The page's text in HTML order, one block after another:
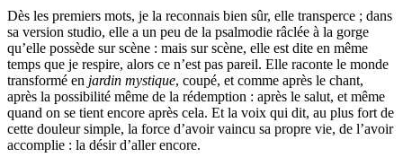
Dès les premiers mots, je la reconnais bien sûr, elle transperce ; dans
sa version studio, elle a un peu de la psalmodie râclée à la gorge
qu’elle possède sur scène : mais sur scène, elle est dite en même
temps que je respire, alors ce n’est pas pareil. Elle raconte le monde
transformé en jardin mystique, coupé, et comme après le chant,
après la possibilité même de la rédemption : après le salut, et même
quand on se tient encore après cela. Et la voix qui dit, au plus fort de
cette douleur simple, la force d’avoir vaincu sa propre vie, de l’avoir
accomplie : la désir d’aller encore.